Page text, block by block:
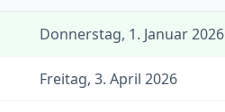
Donnerstag, 1. Januar 2026
Freitag, 3. April 2026